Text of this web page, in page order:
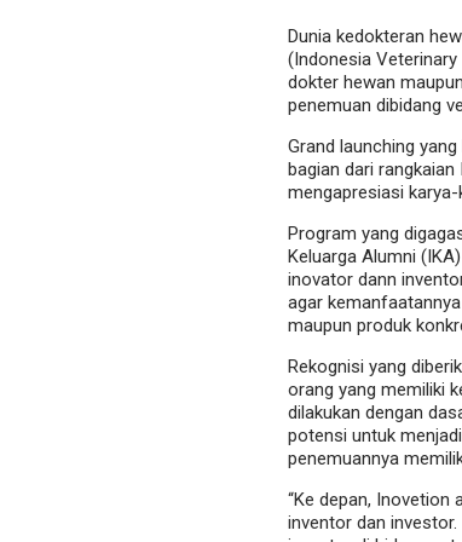
Dunia kedokteran
(Indonesia
dokter hewan
penemuan dibidang
Grand launching
bagian dari
mengapresiasi
Program yang
Keluarga Alumni
inovator dann
agar
maupun produk
Rekognisi yang
orang yang memiliki
dilakukan dengan
potensi untuk
penemuannya
“Ke depan, Inovetion
inventor dan